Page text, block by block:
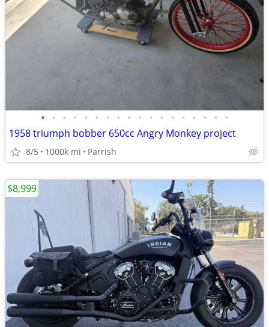
• • • • • • • • • • • • • • • • • •
1958 triumph bobber 650cc Angry Monkey project
8/5 1000k mi Parrish
$8,999